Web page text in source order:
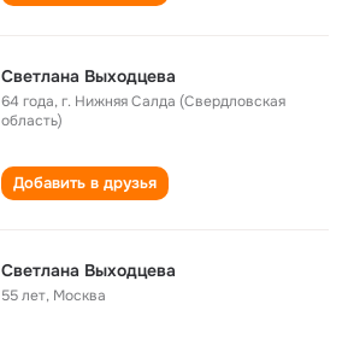
Светлана Выходцева
64 года,г. Нижняя Салда (Свердловская
область)
Добавить в друзья
Светлана Выходцева
55 лет, Москва